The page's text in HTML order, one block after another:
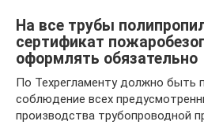
На все трубы
сертификат
оформлять обязательно
По Техрегламенту должно быть
соблюдение всех
производства трубопроводной